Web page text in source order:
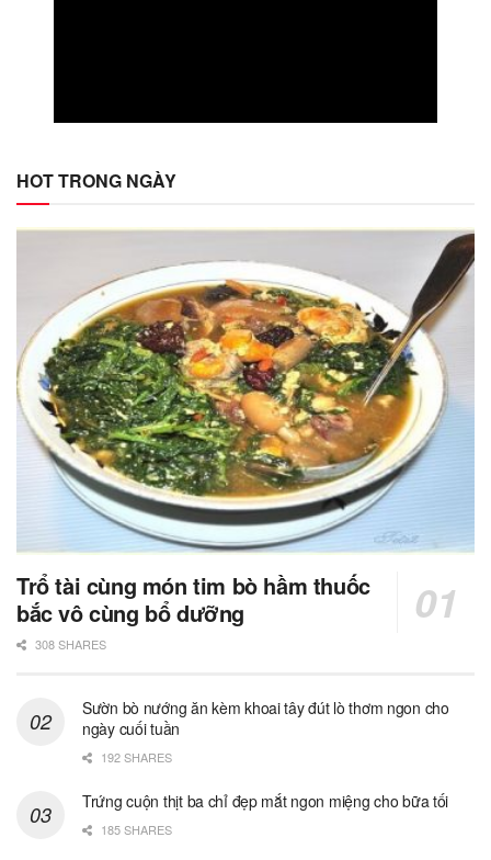
HOT TRONG NGÀY
Trổ tài cùng món tim bò hầm thuốc
bắc vô cùng bổ dưỡng
308 SHARES
Sườn bò nướng ăn kèm khoai tây đút lò thơm ngon cho
ngày cuối tuần
192 SHARES
Trứng cuộn thịt ba chỉ đẹp mắt ngon miệng cho bữa tối
185 SHARES